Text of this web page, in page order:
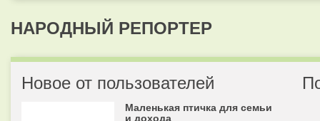
НАРОДНЫЙ РЕПОРТЕР
Новое от пользователей
Маленькая птичка для семьи
и дохода